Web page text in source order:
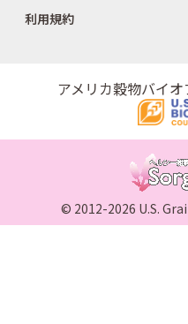
利用規約
アメリカ穀物バイ
© 2012-2026 U.S.